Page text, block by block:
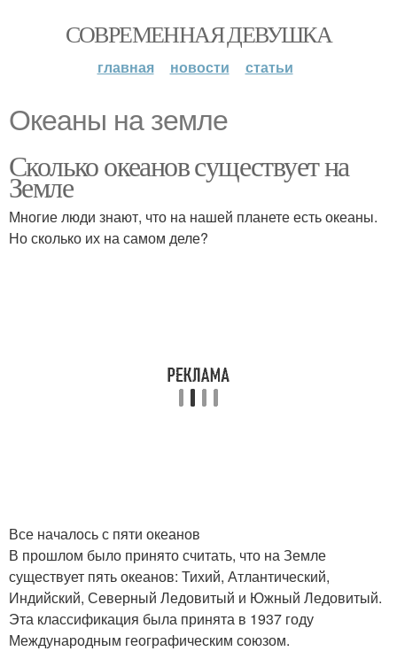
СОВРЕМЕННАЯ ДЕВУШКА
главная новости статьи
Океаны на земле
Сколько океанов существует на
Земле
Многие люди знают, что на нашей планете есть океаны.
Но сколько их на самом деле?
Все началось с пяти океанов
В прошлом было принято считать, что на Земле
существует пять океанов: Тихий, Атлантический,
Индийский, Северный Ледовитый и Южный Ледовитый.
Эта классификация была принята в 1937 году
Международным географическим союзом.